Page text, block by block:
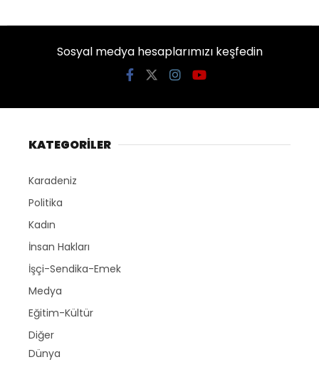
Sosyal medya hesaplarımızı keşfedin
KATEGORİLER
Karadeniz
Politika
Kadın
İnsan Hakları
İşçi-Sendika-Emek
Medya
Eğitim-Kültür
Diğer
Dünya